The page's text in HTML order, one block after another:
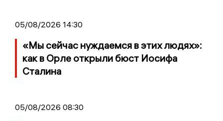
05/08/2026 14:30
«Мы сейчас нуждаемся в этих людях»:
как в Орле открыли бюст Иосифа
Сталина
05/08/2026 08:30